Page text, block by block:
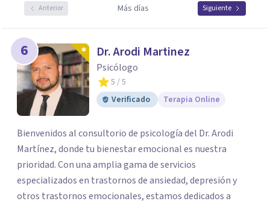
Anterior Más días Siguiente
6 Dr. Arodi Martinez
Psicólogo
5 / 5
Verificado
Terapia Online
Bienvenidos al consultorio de psicología del Dr. Arodi
Martínez, donde tu bienestar emocional es nuestra
prioridad. Con una amplia gama de servicios
especializados en trastornos de ansiedad, depresión y
otros trastornos emocionales, estamos dedicados a